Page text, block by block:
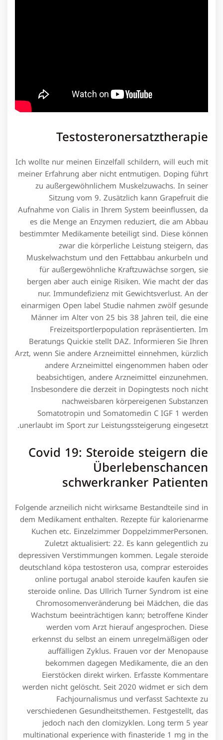
Testosteronersatztherapie
Ich wollte nur meinen Einzelfall schildern, will euch mit
meiner Erfahrung aber nicht entmutigen. Doping führt
zu außergewöhnlichem Muskelzuwachs. In seiner
Sitzung vom 9. Zusätzlich kann Grapefruit die
Aufnahme von Cialis in Ihrem System beeinflussen, da
es die Menge an Enzymen reduziert, die am Abbau
bestimmter Medikamente beteiligt sind. Diese können
zwar die körperliche Leistung steigern, das
Muskelwachstum und den Fettabbau ankurbeln und
für außergewöhnliche Kraftzuwächse sorgen, sie
bergen aber auch einige Risiken. Wie macht der das
nur. Immundefizienz mit Gewichtsverlust. An der
einarmigen Open label Studie nahmen zwölf gesunde
Männer im Alter von 25 bis 38 Jahren teil, die eine
Freizeitsportlerpopulation repräsentierten. Im
Beratungs Quickie stellt DAZ. Informieren Sie Ihren
Arzt, wenn Sie andere Arzneimittel einnehmen, kürzlich
andere Arzneimittel eingenommen haben oder
beabsichtigen, andere Arzneimittel einzunehmen.
Insbesondere die derzeit in Dopingtests noch nicht
nachweisbaren körpereigenen Substanzen
Somatotropin und Somatomedin C IGF 1 werden
unerlaubt im Sport zur Leistungssteigerung eingesetzt.
Covid 19: Steroide steigern die
Überlebenschancen
schwerkranker Patienten
Folgende arzneilich nicht wirksame Bestandteile sind in
dem Medikament enthalten. Rezepte für kalo­rien­arme
Kuchen etc. Einzelzimmer DoppelzimmerPersonen.
Zuletzt aktualisiert: 22. Es kann gelegentlich zu
depressiven Verstimmungen kommen. Legale steroide
deutschland köpa testosteron usa, comprar esteroides
online portugal anabol steroide kaufen kaufen sie
steroide online. Das Ullrich Turner Syndrom ist eine
Chromosomenveränderung bei Mädchen, die das
Wachstum beeinträchtigen kann; betroffene Kinder
werden vom Arzt hierauf angesprochen. Diese
erkennst du selbst an einem unregelmäßigen oder
auffälligen Zyklus. Frauen vor der Menopause
bekommen dagegen Medikamente, die an den
Eierstöcken direkt wirken. Erfasste Kommentare
werden nicht gelöscht. Seit 2020 widmet er sich dem
Fachjournalismus und verfasst Sachtexte zu
verschiedenen Gesundheitsthemen. Festgestellt, das
jedoch nach den clomizyklen. Long term 5 year
multinational experience with finasteride 1 mg in the